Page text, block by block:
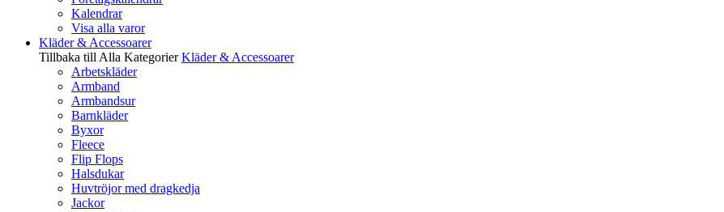
Kalendrar
Visa alla varor
Kläder & Accessoarer
Tillbaka till Alla Kategorier Kläder & Accessoarer
Arbetskläder
Armband
Armbandsur
Barnkläder
Byxor
Fleece
Flip Flops
Halsdukar
Huvtröjor med dragkedja
Jackor